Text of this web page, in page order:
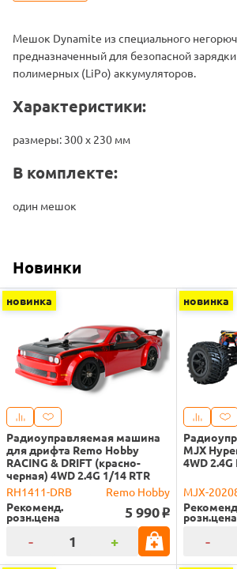
Мешок Dynamite из специального
предназначенный для безопасной
полимерных (LiPo) аккумуляторов.
Характеристики:
размеры: 300 х 230 мм
В комплекте:
один мешок
Новинки
новинка
Радиоуправляемая машина
для дрифта Remo Hobby
RACING & DRIFT (красно-
черная) 4WD 2.4G 1/14 RTR
RH1411-DRB
Remo Hobby
Рекоменд.
розн.цена 5 990 o
- +
новинка
MJX
4WD 2.4G
MJX-
розн.цена
-